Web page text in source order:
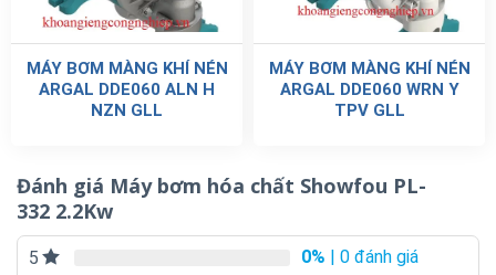
MÁY BƠM MÀNG KHÍ NÉN
ARGAL DDE060 ALN H
NZN GLL
MÁY BƠM MÀNG KHÍ NÉN
ARGAL DDE060 WRN Y
TPV GLL
Đánh giá Máy bơm hóa chất Showfou PL-
332 2.2Kw
5 0% | 0 đánh giá